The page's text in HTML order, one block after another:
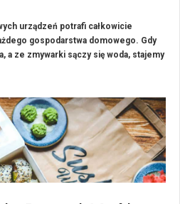
urządzeń potrafi całkowicie
gospodarstwa domowego. Gdy
a ze zmywarki sączy się woda, stajemy
profesjonalistom, którzy szybko